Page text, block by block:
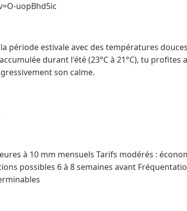
uopBhd5ic
période estivale avec des températures
durant l'été (23°C à 21°C), tu
son calme.
à 10 mm mensuels Tarifs modérés :
possibles 6 à 8 semaines avant